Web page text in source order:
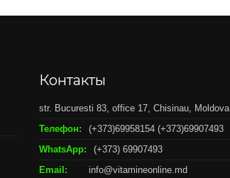
Контакты
str. Bucuresti 83, office 17, Chisinau, Moldova
Телефон:
(+373)69958154 (+373)69907493
WhatsApp:
(+373) 69907493
Email:
info@vitamineonline.md